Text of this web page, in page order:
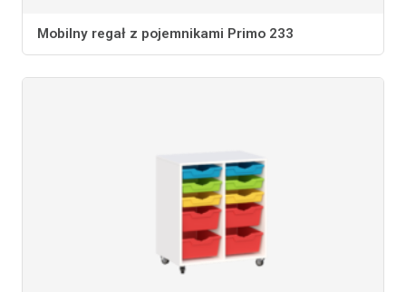
Mobilny regał z pojemnikami Primo 233